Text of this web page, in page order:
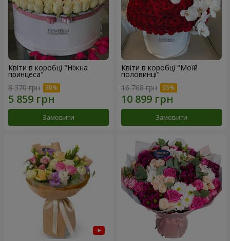
Квіти в коробці "Ніжна
принцеса"
8 370 грн
Замовити
Квіти в коробці "Моїй
половинці"
16 768 грн
Замовити